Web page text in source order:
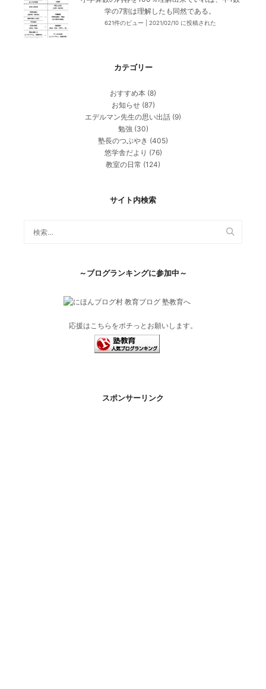
学の7割は理解したも同然である。
621件のビュー 2021/02/10 に投稿された
カテゴリー
おすすめ本 (8)
お知らせ(87)
エデルマン先生の思い出話 (9)
勉強 (30)
塾長のつぶやき (405)
悠学舎だより (76)
教室の日常 (124)
サイト内検索
～ブログランキングに参加中～
応援はこちらをポチっとお願いします。
スポンサーリンク